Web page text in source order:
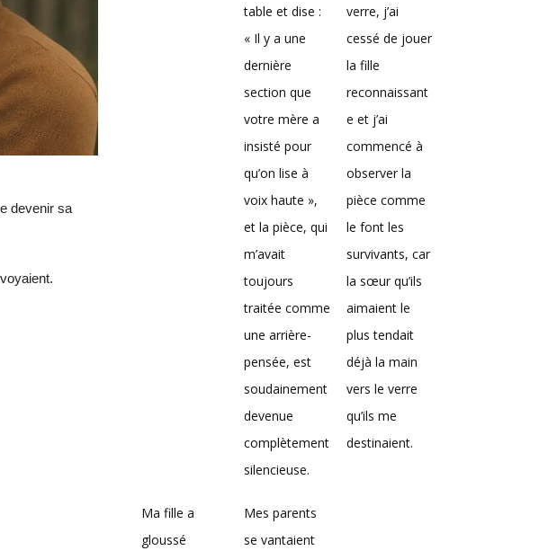
devenir sa
table et dise :
« Il y a une
dernière
section que
votre mère a
insisté pour
qu’on lise à
voix haute »,
et la pièce, qui
m’avait
toujours
traitée comme
une arrière-
pensée, est
soudainement
devenue
complètement
silencieuse.
verre, j’ai
cessé de jouer
la fille
reconnaissant
e et j’ai
commencé à
observer la
pièce comme
le font les
survivants, car
la sœur qu’ils
aimaient le
plus tendait
déjà la main
vers le verre
qu’ils me
destinaient.
Ma fille a
gloussé
Mes parents
se vantaient